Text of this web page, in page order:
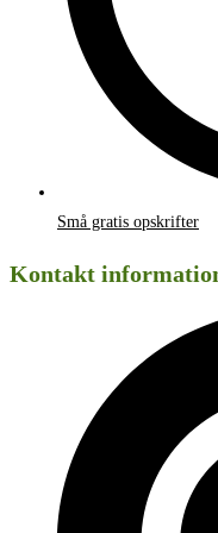
Små gratis opskrifter
Kontakt